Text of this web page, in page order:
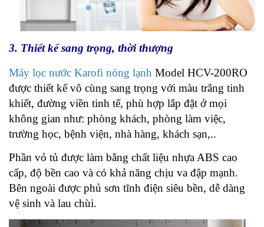
3. Thiết kế sang trọng, thời thượng
Máy lọc nước Karofi nóng lạnh Model HCV-200RO
được thiết kế vô cùng sang trọng với màu trắng tinh
khiết, đường viền tinh tế, phù hợp lắp đặt ở mọi
không gian như: phòng khách, phòng làm việc,
trường học, bệnh viện, nhà hàng, khách sạn,..
Phần vỏ tủ được làm bằng chất liệu nhựa ABS cao
cấp, độ bền cao và có khả năng chịu va đập mạnh.
Bên ngoài được phủ sơn tĩnh điện siêu bền, dễ dàng
vệ sinh và lau chùi.